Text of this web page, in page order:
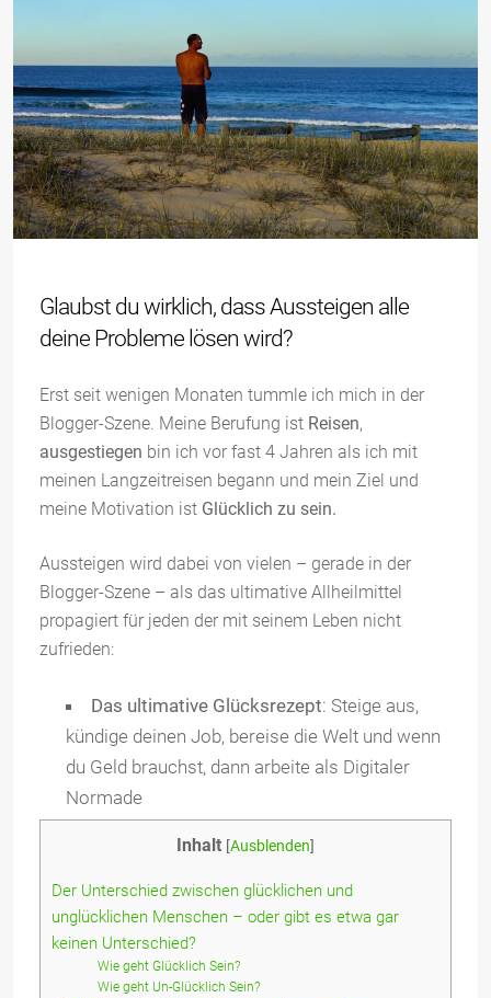
Glaubst du wirklich, dass Aussteigen alle
deine Probleme lösen wird?
Erst seit wenigen Monaten tummle ich mich in der
Blogger-Szene. Meine Berufung ist Reisen,
ausgestiegen bin ich vor fast 4 Jahren als ich mit
meinen Langzeitreisen begann und mein Ziel und
meine Motivation ist Glücklich zu sein.
Aussteigen wird dabei von vielen – gerade in der
Blogger-Szene – als das ultimative Allheilmittel
propagiert für jeden der mit seinem Leben nicht
zufrieden:
Das ultimative Glücksrezept: Steige aus,
kündige deinen Job, bereise die Welt und wenn
du Geld brauchst, dann arbeite als Digitaler
Normade
Inhalt [Ausblenden]
Der Unterschied zwischen glücklichen und
unglücklichen Menschen – oder gibt es etwa gar
keinen Unterschied?
Wie geht Glücklich Sein?
Wie geht Un-Glücklich Sein?